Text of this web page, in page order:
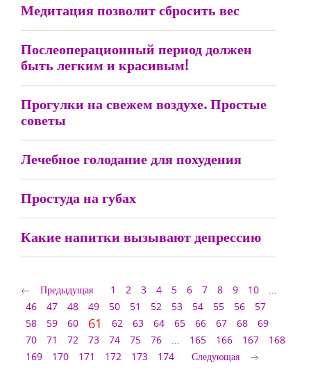
Медитация позволит сбросить вес
Послеоперационный период должен
быть легким и красивым!
Прогулки на свежем воздухе. Простые
советы
Лечебное голодание для похудения
Простуда на губах
Какие напитки вызывают депрессию
Предыдущая 1 2 3 4 5 6 7 8 9 10
...
46
47 48 49 50 51 52 53 54 55 56
57
58
59 60 61 62 63 64 65 66 67 68
69
70
71 72 73 74 75 76 ... 165 166 167
168
169
170 171 172 173 174 Следующая